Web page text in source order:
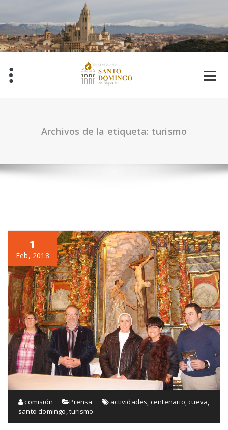
contenido
Archivos de la etiqueta: turismo
1
Feb, 2018
comisión Prensa actividades centenario ,cueva
santo domingo ,turismo